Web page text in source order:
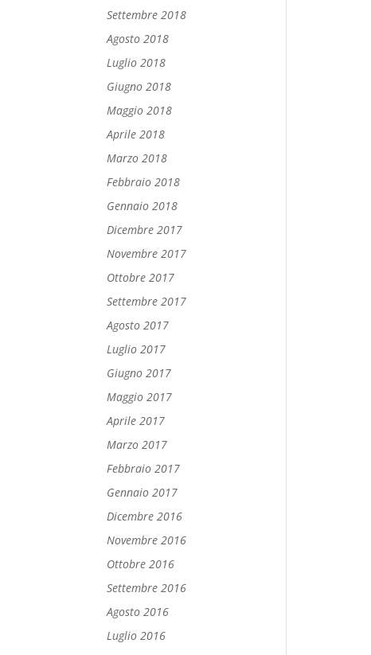
Settembre 2018
Agosto 2018
Luglio 2018
Giugno 2018
Maggio 2018
Aprile 2018
Marzo 2018
Febbraio 2018
Gennaio 2018
Dicembre 2017
Novembre 2017
Ottobre 2017
Settembre 2017
Agosto 2017
Luglio 2017
Giugno 2017
Maggio 2017
Aprile 2017
Marzo 2017
Febbraio 2017
Gennaio 2017
Dicembre 2016
Novembre 2016
Ottobre 2016
Settembre 2016
Agosto 2016
Luglio 2016